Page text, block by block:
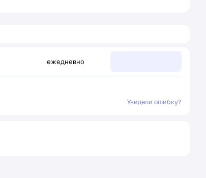
ежедневно
Увидели ошибку?